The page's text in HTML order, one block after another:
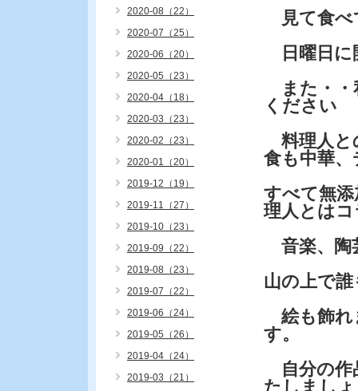
見て食べ
日曜日に
また・・
ください
料理人と
食も中華
すべて無
理人とは
音楽、陶
山の上で
絵も飾れ
す。
自分の作
たしまし
2020-08（22）
2020-07（25）
2020-06（20）
2020-05（23）
2020-04（18）
2020-03（23）
2020-02（23）
2020-01（20）
2019-12（19）
2019-11（27）
2019-10（23）
2019-09（22）
2019-08（23）
2019-07（22）
2019-06（24）
2019-05（26）
2019-04（24）
2019-03（21）